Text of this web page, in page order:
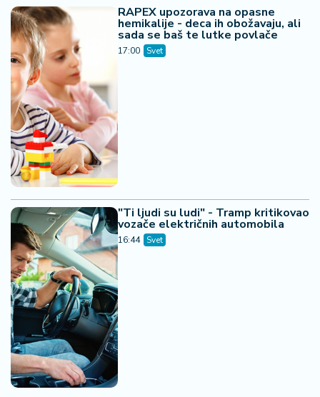
RAPEX upozorava na opasne
hemikalije - deca ih obožavaju, ali
sada se baš te lutke povlače
17:00 Svet
"Ti ljudi su ludi" - Tramp kritikovao
vozače električnih automobila
16:44 Svet